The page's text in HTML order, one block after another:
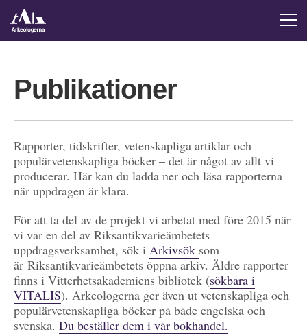
Publikationer
Rapporter, tidskrifter, vetenskapliga artiklar och
populärvetenskapliga böcker – det är något av allt vi
producerar. Här kan du ladda ner och läsa rapporterna
när uppdragen är klara.
För att ta del av de projekt vi arbetat med före 2015 när
vi var en del av Riksantikvarieämbetets
uppdragsverksamhet, sök i Arkivsök som
är Riksantikvarieämbetets öppna arkiv. Äldre rapporter
finns i Vitterhetsakademiens bibliotek (sökbara i
VITALIS). Arkeologerna ger även ut vetenskapliga och
populärvetenskapliga böcker på både engelska och
svenska. Du beställer dem i vår bokhandel.